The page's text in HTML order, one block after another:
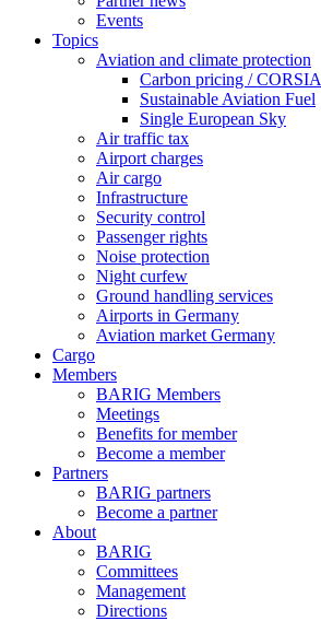
Events
Topics
Aviation and climate protection
Carbon pricing / CORSIA
Sustainable Aviation Fuel
Single European Sky
Air traffic tax
Airport charges
Air cargo
Infrastructure
Security control
Passenger rights
Noise protection
Night curfew
Ground handling services
Airports in Germany
Aviation market Germany
Cargo
Members
BARIG Members
Meetings
Benefits for member
Become a member
Partners
BARIG partners
Become a partner
About
BARIG
Committees
Management
Directions